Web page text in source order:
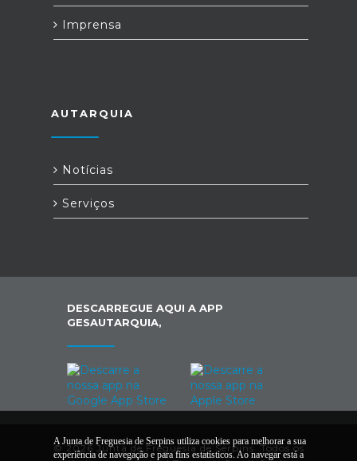
Imprensa
AUTARQUIA
Notícias
Serviços
DESCARREGUE AQUI A APP
GESAUTARQUIA,
© 2026 Junta de Freguesia de Serpins. Todos os
A Junta de Freguesia de Serpins utiliza cookies para melhorar a sua
experiência de navegação e para fins estatísticos. Ao navegar está a